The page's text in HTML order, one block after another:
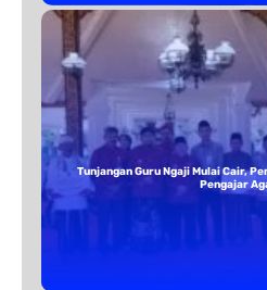
Tunjangan Guru Ngaji Mulai Cair,
Pengajar